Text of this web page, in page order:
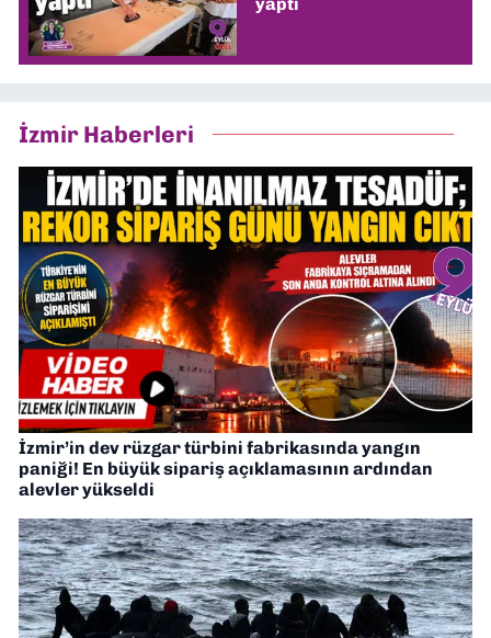
İzmir Haberleri
İzmir’in dev rüzgar türbini fabrikasında yangın
paniği! En büyük sipariş açıklamasının ardından
alevler yükseldi